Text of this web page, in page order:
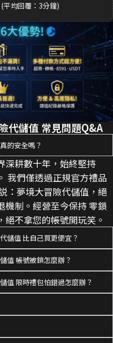
平均回覆：3分鐘)
代儲值 常見問題Q&A
的安全嗎？
深耕數十年，始終堅持
我們僅透過正規官方禮品
：夢境大冒險代儲值，絕
機制。經營至今保持 零鎖
不拿您的帳號開玩笑。
儲值 比自己買更便宜？
值 帳號被鎖怎麼辦？
值 限時禮包怕錯過怎麼辦？